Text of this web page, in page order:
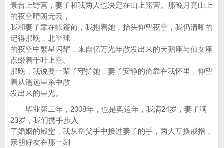
景台上野营，妻子和我两人也决定在山上露营。那晚月亮山上
的夜空晴朗无云，
我和妻子靠在帐篷前，我抱着她，抬头仰望夜空，我仍清晰的
记得那晚，北半球
的夜空中繁星闪耀，来自亿万光年散发出来的天鹅座与仙女座
点缀着千叶上空。
那晚，我说要一辈子守护她，妻子安静的倚靠在我怀里，仰望
着从遥远星系中散
发出来的星光。
毕业第二年，2008年，也是奥运年，我满24岁，妻子满
23岁，我们携手步入
了婚姻的殿堂，我从岳父手中接过妻子的手，两人互换戒指，
亲朋好友在那一刻